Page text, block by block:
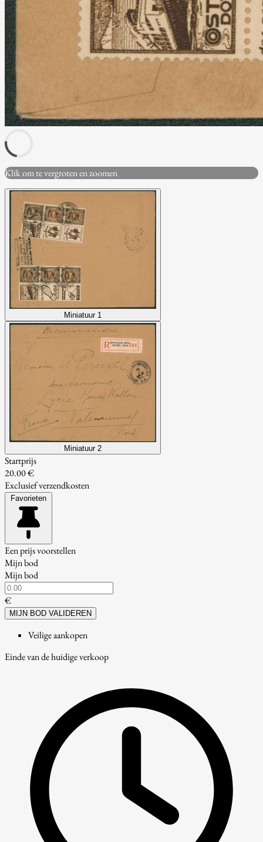
Klik om te vergroten en zoomen
Miniatuur 1
Miniatuur 2
Startprijs
20.00 €
Exclusief verzendkosten
Favorieten
Een prijs voorstellen
Mijn bod
Mijn bod
€
MIJN BOD VALIDEREN
Veilige aankopen
Einde van de huidige verkoop